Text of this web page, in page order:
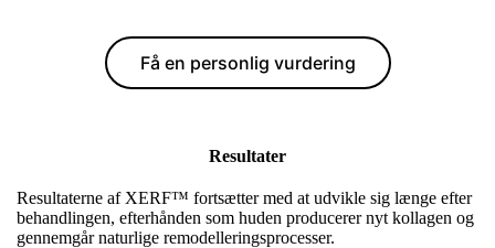
Få en personlig vurdering
Resultater
Resultaterne af XERF™ fortsætter med at udvikle sig længe efter
behandlingen, efterhånden som huden producerer nyt kollagen og
gennemgår naturlige remodelleringsprocesser.